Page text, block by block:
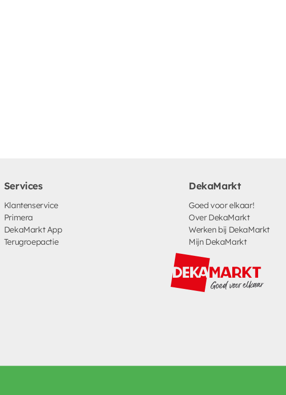
Services
Klantenservice
Primera
DekaMarkt App
Terugroepactie
DekaMarkt
Goed voor elkaar!
Over DekaMarkt
Werken bij DekaMarkt
Mijn DekaMarkt